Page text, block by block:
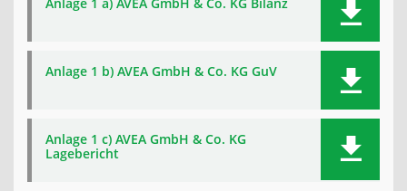
Anlage 1 b) AVEA GmbH & Co. KG GuV
Anlage 1 c) AVEA GmbH & Co. KG
Lagebericht